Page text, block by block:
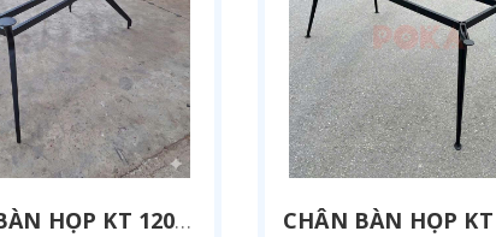
CHÂN BÀN HỌP KT 1200X2400MM BH01-1224